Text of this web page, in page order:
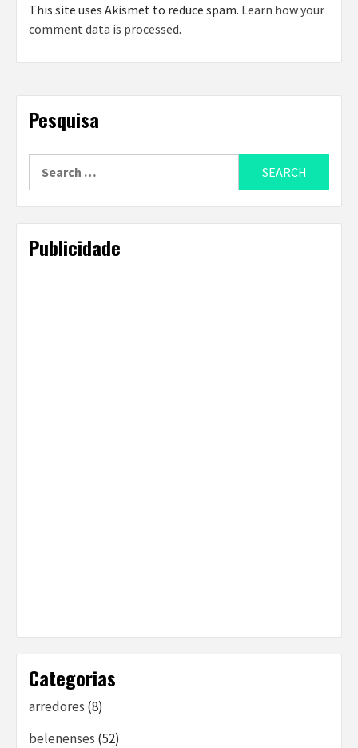
This site uses Akismet to reduce spam. Learn how your
comment data is processed.
Pesquisa
for:
Publicidade
Categorias
arredores (8)
belenenses (52)